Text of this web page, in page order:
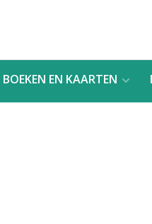
BOEKEN EN KAARTEN